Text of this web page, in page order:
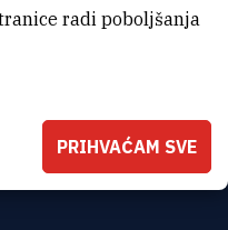
radi poboljšanja
PRIHVAĆAM SVE